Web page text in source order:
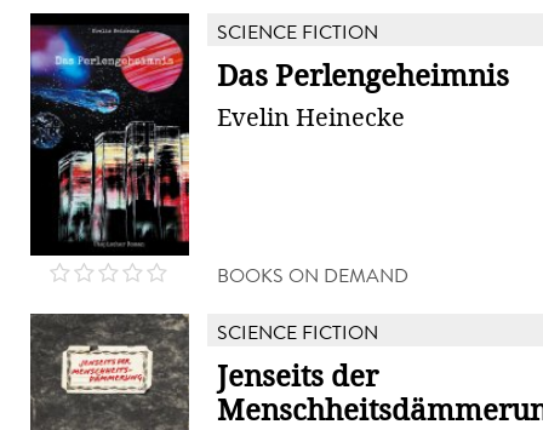
SCIENCE FICTION
Das Perlengeheimnis
Evelin Heinecke
BOOKS ON DEMAND
SCIENCE FICTION
Jenseits der